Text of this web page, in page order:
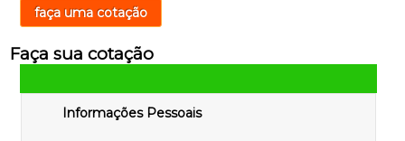
faça uma cotação
Faça sua cotação
Informações Pessoais